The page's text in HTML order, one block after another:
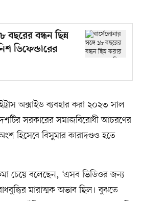
বছরের বন্ধন ছিন্ন
ডিফেন্ডারের
অক্সাইড ব্যবহার করা ২০২৩ সাল
দেশটির সরকারের সমাজবিরোধী আচরণের
হিসেবে বিসুমার কারাদণ্ডও হতে
চেয়ে বলেছেন, ‘এসব ভিডিওর জন্য
মারাত্মক অভাব ছিল। বুঝতে